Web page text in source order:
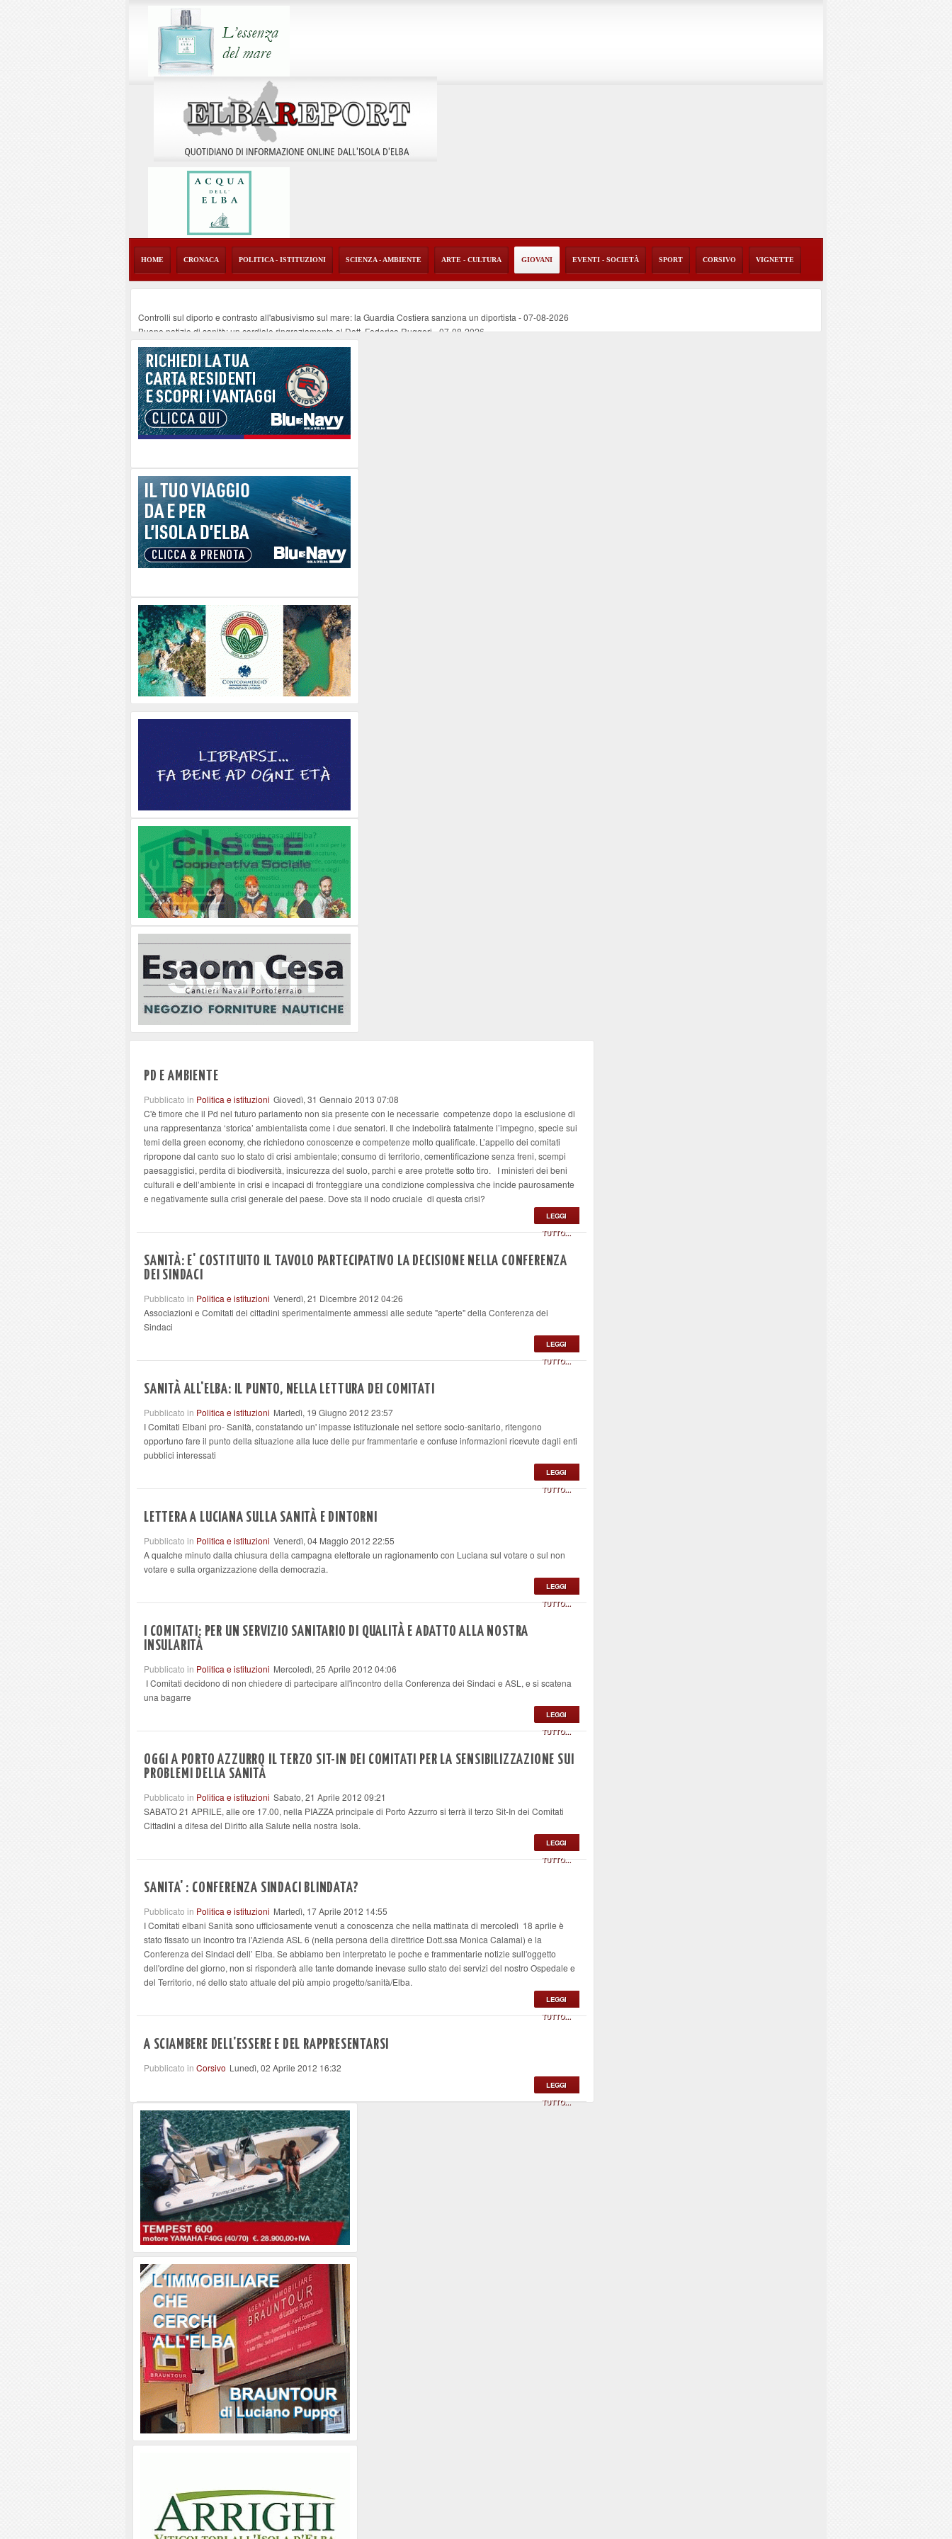
HOME CRONACA POLITICA - ISTITUZIONI SCIENZA - AMBIENTE ARTE - CULTURA GIOVANI EVENTI - SOCIETÀ SPORT CORSIVO VIGNETTE
Controlli sul diporto e contrasto all'abusivismo sul mare: la Guardia Costiera sanziona un diportista -07-08-2026
Buone notizie di sanità: un cordiale ringraziamento al Dott. Federico Ruggeri-07-08-2026
Altiero Spinelli e Ursula Hirschmann all'Elba: riaffiora una testimonianza del 1966
Capoliveri, potenziata la pulizia dei bordi stradali-07-08-2026
Marina di Campo tra i porti interessati dal nuovo piano dell'Autorità portuale regionale
PD E AMBIENTE
Pubblicato in Politica e istituzioni Giovedì, 31 Gennaio 2013 07:08
C'è timore che il Pd nel futuro parlamento non sia presente con le necessarie competenze dopo la esclusione di
una rappresentanza ‘storica’ ambientalista come i due senatori. Il che indebolirà fatalmente l’impegno, specie sui
temi della green economy, che richiedono conoscenze e competenze molto qualificate. L’appello dei comitati
ripropone dal canto suo lo stato di crisi ambientale; consumo di territorio, cementificazione senza freni, scempi
paesaggistici, perdita di biodiversità, insicurezza del suolo, parchi e aree protette sotto tiro. I ministeri dei beni
culturali e dell’ambiente in crisi e incapaci di fronteggiare una condizione complessiva che incide paurosamente
e negativamente sulla crisi generale del paese. Dove sta il nodo cruciale di questa crisi?
LEGGI
TUTTO...
SANITÀ: E' COSTITUITO IL TAVOLO PARTECIPATIVO LA DECISIONE NELLA CONFERENZA
DEI SINDACI
Pubblicato in Politica e istituzioni Venerdì, 21 Dicembre 2012 04:26
Associazioni e Comitati dei cittadini sperimentalmente ammessi alle sedute "aperte" della Conferenza dei
Sindaci
LEGGI
TUTTO...
SANITÀ ALL'ELBA: IL PUNTO, NELLA LETTURA DEI COMITATI
Pubblicato in Politica e istituzioni Martedì, 19 Giugno 2012 23:57
I Comitati Elbani pro- Sanità, constatando un' impasse istituzionale nel settore socio-sanitario, ritengono
opportuno fare il punto della situazione alla luce delle pur frammentarie e confuse informazioni ricevute dagli enti
pubblici interessati
LEGGI
TUTTO...
LETTERA A LUCIANA SULLA SANITÀ E DINTORNI
Pubblicato in Politica e istituzioni Venerdì, 04 Maggio 2012 22:55
A qualche minuto dalla chiusura della campagna elettorale un ragionamento con Luciana sul votare o sul non
votare e sulla organizzazione della democrazia.
LEGGI
TUTTO...
I COMITATI: PER UN SERVIZIO SANITARIO DI QUALITÀ E ADATTO ALLA NOSTRA
INSULARITÀ
Pubblicato in Politica e istituzioni Mercoledì, 25 Aprile 2012 04:06
I Comitati decidono di non chiedere di partecipare all'incontro della Conferenza dei Sindaci e ASL, e si scatena
una bagarre
LEGGI
TUTTO...
OGGI A PORTO AZZURRO IL TERZO SIT-IN DEI COMITATI PER LA SENSIBILIZZAZIONE SUI
PROBLEMI DELLA SANITÀ
Pubblicato in Politica e istituzioni Sabato, 21 Aprile 2012 09:21
SABATO 21 APRILE, alle ore 17.00, nella PIAZZA principale di Porto Azzurro si terrà il terzo Sit-In dei Comitati
Cittadini a difesa del Diritto alla Salute nella nostra Isola.
LEGGI
TUTTO...
SANITA' : CONFERENZA SINDACI BLINDATA?
Pubblicato in Politica e istituzioni Martedì, 17 Aprile 2012 14:55
I Comitati elbani Sanità sono ufficiosamente venuti a conoscenza che nella mattinata di mercoledì 18 aprile è
stato fissato un incontro tra l'Azienda ASL 6 (nella persona della direttrice Dott.ssa Monica Calamai) e la
Conferenza dei Sindaci dell’ Elba. Se abbiamo ben interpretato le poche e frammentarie notizie sull'oggetto
dell'ordine del giorno, non si risponderà alle tante domande inevase sullo stato dei servizi del nostro Ospedale e
del Territorio, né dello stato attuale del più ampio progetto/sanità/Elba.
LEGGI
TUTTO...
A SCIAMBERE DELL'ESSERE E DEL RAPPRESENTARSI
Pubblicato in Corsivo Lunedì, 02 Aprile 2012 16:32
LEGGI
TUTTO...